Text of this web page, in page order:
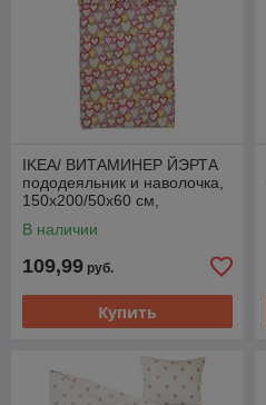
IKEA/ ВИТАМИНЕР ЙЭРТА
пододеяльник и наволочка,
150x200/50x60 см,
В наличии
109,99 руб.
Купить